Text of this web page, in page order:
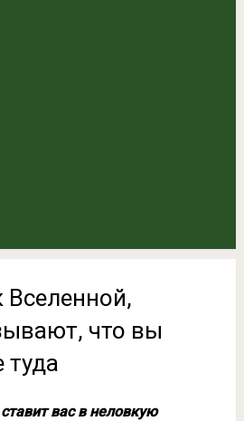
Вселенной,
что вы
туда
вас в неловкую